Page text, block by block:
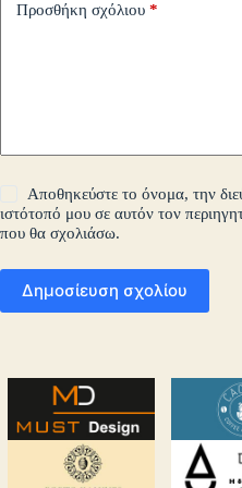
Προσθήκη σχόλιου *
Αποθηκεύστε το όνομα, την
ιστότοπό μου σε αυτόν τον
που θα σχολιάσω.
Δημοσίευση σχολίου